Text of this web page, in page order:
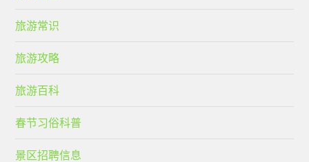
旅游常识
旅游攻略
旅游百科
春节习俗科普
景区招聘信息